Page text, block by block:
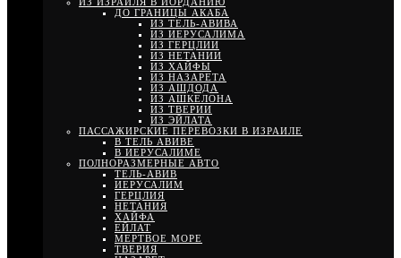
ДО ГРАНИЦЫ АКАБА
ИЗ ТЕЛЬ-АВИВА
ИЗ ИЕРУСАЛИМА
ИЗ ГЕРЦЛИИ
ИЗ НЕТАНИИ
ИЗ ХАЙФЫ
ИЗ НАЗАРЕТА
ИЗ АШДОДА
ИЗ АШКЕЛОНА
ИЗ ТВЕРИИ
ИЗ ЭЙЛАТА
ПАССАЖИРСКИЕ ПЕРЕВОЗКИ В ИЗРАИЛЕ
В ТЕЛЬ АВИВЕ
В ИЕРУСАЛИМЕ
ПОЛНОРАЗМЕРНЫЕ АВТО
ТЕЛЬ-АВИВ
ИЕРУСАЛИМ
ГЕРЦЛИЯ
НЕТАНИЯ
ХАЙФА
ЕЙЛАТ
МЕРТВОЕ МОРЕ
ТВЕРИЯ